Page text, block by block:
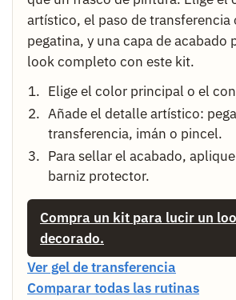
artístico, el paso de transferencia
pegatina, y una capa de acabado
look completo con este kit.
Elige el color principal o el
Añade el detalle artístico:
transferencia, imán o pincel.
Para sellar el acabado,
barniz protector.
Compra un kit para lucir un
decorado.
Ver gel de transferencia
Comparar todas las rutinas